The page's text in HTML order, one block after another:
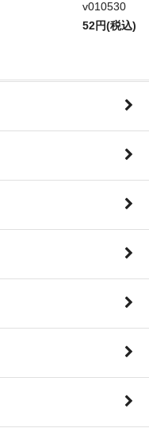
v010530
52円(税込)